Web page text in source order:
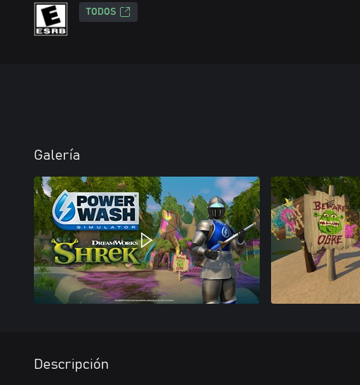
TODOS
Galería
Descripción